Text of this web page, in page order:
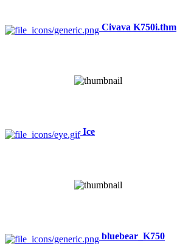
Civava K750i.thm
Ice
bluebear_K750